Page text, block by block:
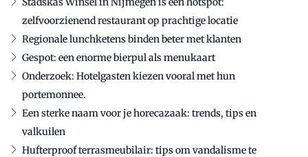
zelfvoorzienend restaurant op prachtige locatie
Regionale lunchketens binden beter met klanten
Gespot: een enorme bierpul als menukaart
Onderzoek: Hotelgasten kiezen vooral met hun
portemonnee.
Een sterke naam voor je horecazaak: trends, tips en
valkuilen
Hufterproof terrasmeubilair: tips om vandalisme te